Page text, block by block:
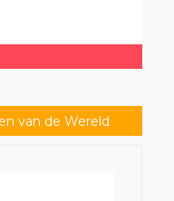
van de Wereld